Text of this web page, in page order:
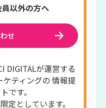
以外の方へ
せ
DIGITALが運営する
ティングの 情報提
です。
定としています。